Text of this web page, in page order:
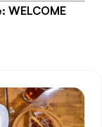
WELCOME